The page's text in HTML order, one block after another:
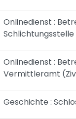
Onlinedienst :
Onlinedienst :
Vermittleramt
Geschichte :